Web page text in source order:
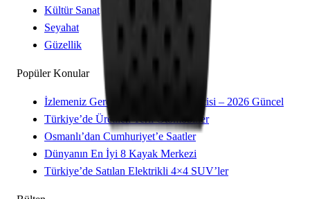
Kültür Sanat
Seyahat
Güzellik
Popüler Konular
İzlemeniz Gereken 15 Yeni Kore Dizisi – 2026 Güncel
Türkiye’de Üretilen Yerli Otomobiller
Osmanlı’dan Cumhuriyet’e Saatler
Dünyanın En İyi 8 Kayak Merkezi
Türkiye’de Satılan Elektrikli 4×4 SUV’ler